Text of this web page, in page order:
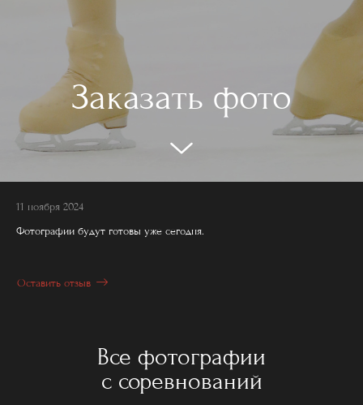
Заказать фото
11 ноября 2024
Фотографии будут готовы уже сегодня.
Оставить отзыв
Все фотографии
с соревнований